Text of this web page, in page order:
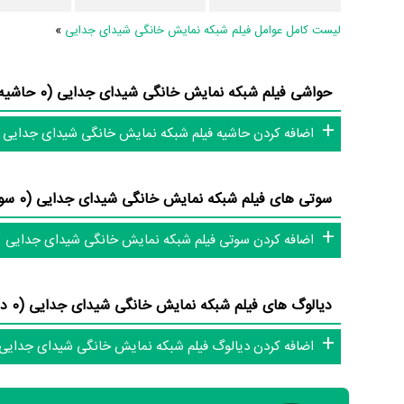
اطلاعات فیلم شیدای جدایی
تاکنون در بخش‌های گالری عکس و پوستر فیلم شیدای جدایی،
سوتی فیلم شیدای جدایی و نقد فیلم شیدای جدایی هنوز موردی
لیست کامل عوامل فیلم شبکه نمایش خانگی شیدای جدایی »
حواشی فیلم شبکه نمایش خانگی شیدای جدایی (0 حاشیه)
اضافه کردن حاشیه فیلم شبکه نمایش خانگی شیدای جدایی
سوتی های فیلم شبکه نمایش خانگی شیدای جدایی (0 سوتی)
اضافه کردن سوتی فیلم شبکه نمایش خانگی شیدای جدایی
دیالوگ های فیلم شبکه نمایش خانگی شیدای جدایی (0 دیالوگ)
اضافه کردن دیالوگ فیلم شبکه نمایش خانگی شیدای جدایی